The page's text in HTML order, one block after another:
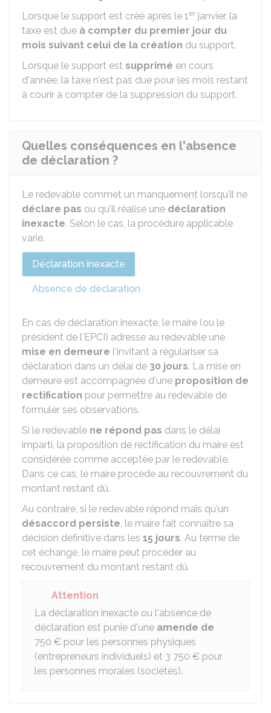
Lorsque le support est créé après le 1er janvier, la
taxe est due à compter du premier jour du
mois suivant celui de la création du support.
Lorsque le support est supprimé en cours
d'année, la taxe n'est pas due pour les mois restant
à courir à compter de la suppression du support.
Quelles conséquences en l'absence
de déclaration ?
Le redevable commet un manquement lorsqu'il ne
déclare pas ou qu'il réalise une déclaration
inexacte. Selon le cas, la procédure applicable
varie.
Déclaration inexacte
Absence de déclaration
En cas de déclaration inexacte, le maire (ou le
président de l'EPCI) adresse au redevable une
mise en demeure l'invitant à régulariser sa
déclaration dans un délai de 30 jours. La mise en
demeure est accompagnée d'une proposition de
rectification pour permettre au redevable de
formuler ses observations.
Si le redevable ne répond pas dans le délai
imparti, la proposition de rectification du maire est
considérée comme acceptée par le redevable.
Dans ce cas, le maire procède au recouvrement du
montant restant dû.
Au contraire, si le redevable répond mais qu'un
désaccord persiste, le maire fait connaître sa
décision définitive dans les 15 jours. Au terme de
cet échange, le maire peut procéder au
recouvrement du montant restant dû.
Attention
La déclaration inexacte ou l'absence de
déclaration est punie d'une amende de
750 € pour les personnes physiques
(entrepreneurs individuels) et 3 750 € pour
les personnes morales (sociétés).